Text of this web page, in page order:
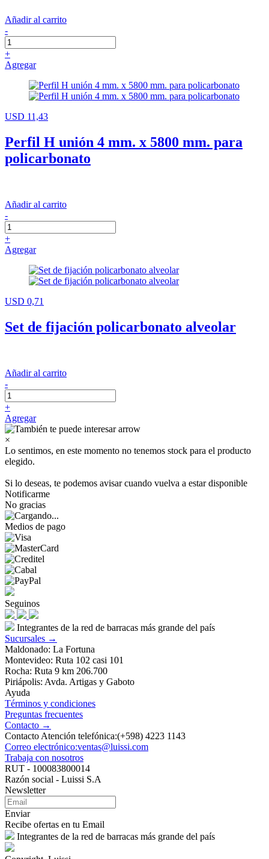
Añadir al carrito
-
+
Agregar
USD 11,43
Perfil H unión 4 mm. x 5800 mm. para
policarbonato
Añadir al carrito
-
+
Agregar
USD 0,71
Set de fijación policarbonato alveolar
Añadir al carrito
-
+
Agregar
×
Lo sentimos, en este momento no tenemos stock para el producto
elegido.
Si lo deseas, te podemos avisar cuando vuelva a estar disponible
Notificarme
No gracias
Medios de pago
Seguinos
Integrantes de la red de barracas más grande del país
Sucursales →
Maldonado: La Fortuna
Montevideo: Ruta 102 casi 101
Rocha: Ruta 9 km 206.700
Piriápolis: Avda. Artigas y Gaboto
Ayuda
Términos y condiciones
Preguntas frecuentes
Contacto →
Contacto Atención telefónica:(+598) 4223 1143
Correo electrónico:ventas@luissi.com
Trabaja con nosotros
RUT - 100083800014
Razón social - Luissi S.A
Newsletter
Enviar
Recibe ofertas en tu Email
Integrantes de la red de barracas más grande del país